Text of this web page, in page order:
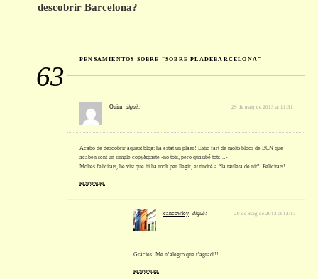
descobrir Barcelona?
63
PENSAMIENTOS SOBRE “SOBRE PLADEBARCELONA”
Quim diguè: 29 de maig de 2013 at 11:31
Acabo de descobrir aquest blog: ha estat un plaer! Estic fart de molts blocs de BCN que
acaben sent un simple copy&paste -no tots, però quasibé tots…-
Moltes felicitats, he vist que hi ha molt per llegir, et tindré a “la tauleta de nit”. Felicitats!
RESPONDRE
cancowley diguè: 29 de maig de 2013 at 12:13
Gràcies! Me n’alegro que t’agradi!!
RESPONDRE